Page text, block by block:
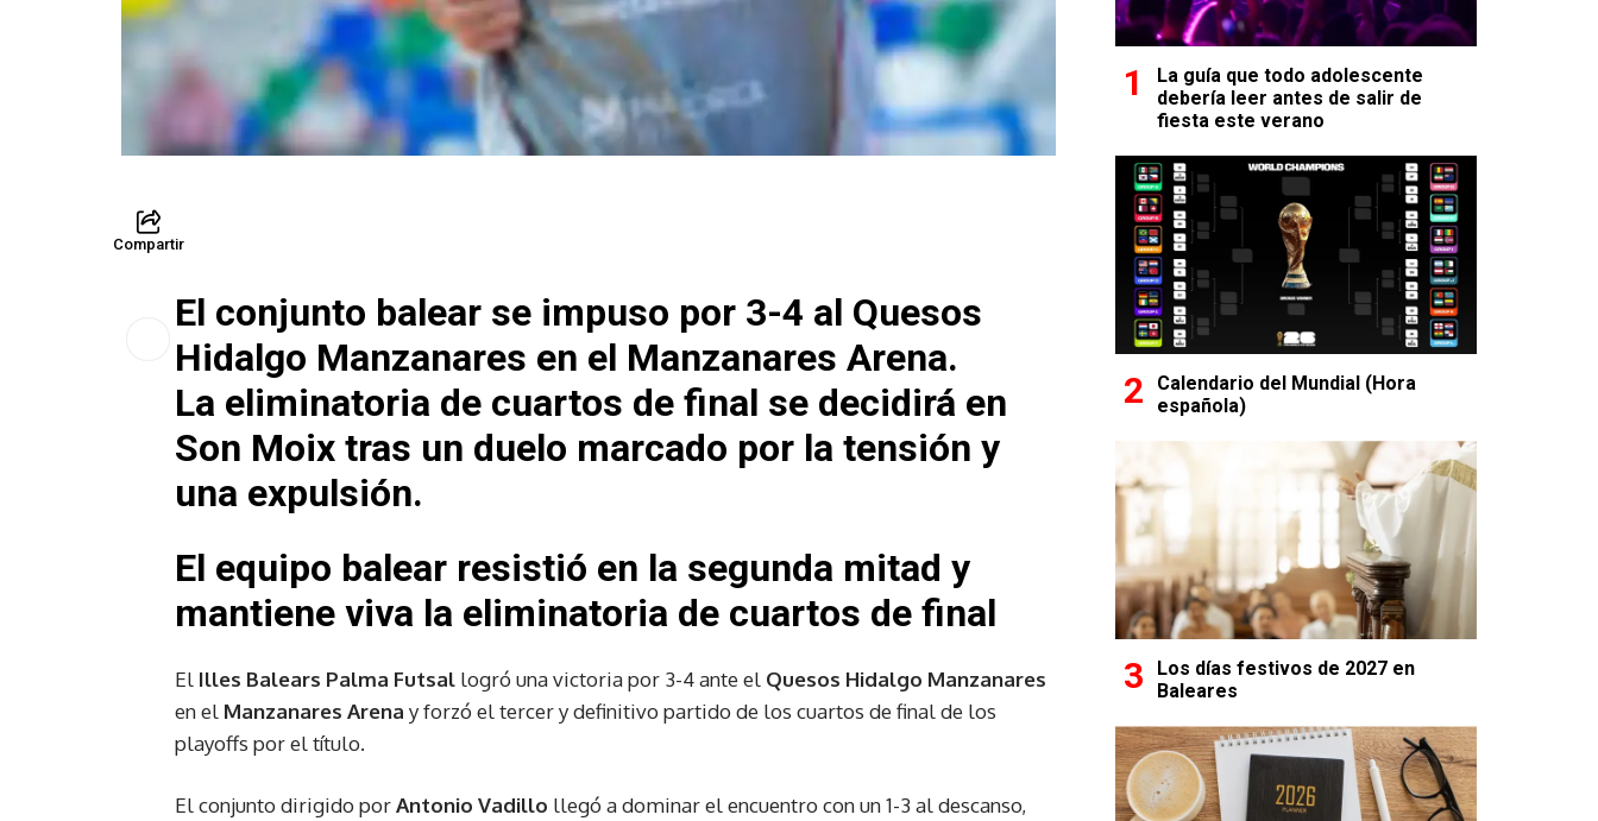
Compartir
El conjunto balear se impuso por 3-4 al Quesos
Hidalgo Manzanares en el Manzanares Arena.
La eliminatoria de cuartos de final se decidirá en
Son Moix tras un duelo marcado por la tensión y
una expulsión.
El equipo balear resistió en la segunda mitad y
mantiene viva la eliminatoria de cuartos de final
El Illes Balears Palma Futsal logró una victoria por 3-4 ante el Quesos Hidalgo Manzanares
en el Manzanares Arena y forzó el tercer y definitivo partido de los cuartos de final de los
playoffs por el título.
El conjunto dirigido porAntonio Vadillo llegó a dominar el encuentro con un 1-3 al descanso,
La guía que todo adolescente
debería leer antes de salir de
fiesta este verano
Calendario del Mundial (Hora
española)
Los días festivos de 2027 en
Baleares